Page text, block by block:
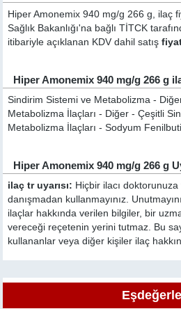
Hiper Amonemix 940 mg/g 266 g, ilaç
Sağlık Bakanlığı'na bağlı TİTCK
itibariyle açıklanan KDV dahil satış
Hiper Amonemix 940 mg/g 266 g
Sindirim Sistemi ve Metabolizma -
Metabolizma İlaçları - Diğer - Çeşitli
Metabolizma İlaçları - Sodyum
Hiper Amonemix 940 mg/g 266 g
ilaç tr uyarısı: Hiçbir ilacı doktorunuza
danışmadan kullanmayınız.
ilaçlar hakkında verilen bilgiler, bir
vereceği reçetenin yerini tutmaz. Bu
kullananlar veya diğer kişiler ilaç